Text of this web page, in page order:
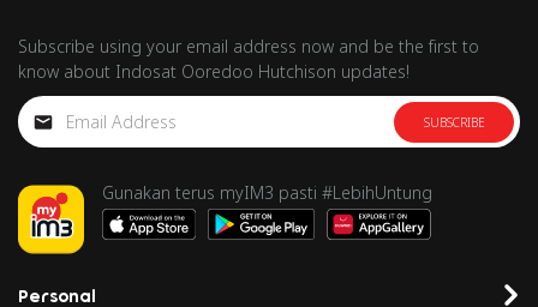
Subscribe using your email address now and be the first to
know about Indosat Ooredoo Hutchison updates!
SUBSCRIBE
Gunakan terus myIM3 pasti #LebihUntung
Personal